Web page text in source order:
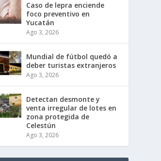
Caso de lepra enciende
foco preventivo en
Yucatán
Ago 3, 2026
Mundial de fútbol quedó a
deber turistas extranjeros
Ago 3, 2026
Detectan desmonte y
venta irregular de lotes en
zona protegida de
Celestún
Ago 3, 2026